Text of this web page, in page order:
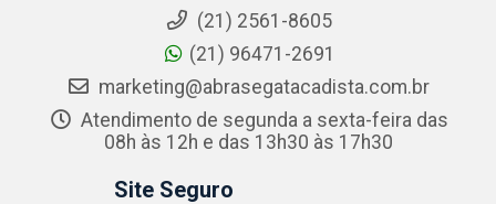
(21) 2561-8605
(21) 96471-2691
marketing@abrasegatacadista.com.br
Atendimento de segunda a sexta-feira das
08h às 12h e das 13h30 às 17h30
Site Seguro